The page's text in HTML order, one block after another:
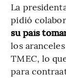
La
pidió
su país
los
TMEC, lo
para